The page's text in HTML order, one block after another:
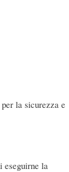
la sicurezza e
eseguirne la